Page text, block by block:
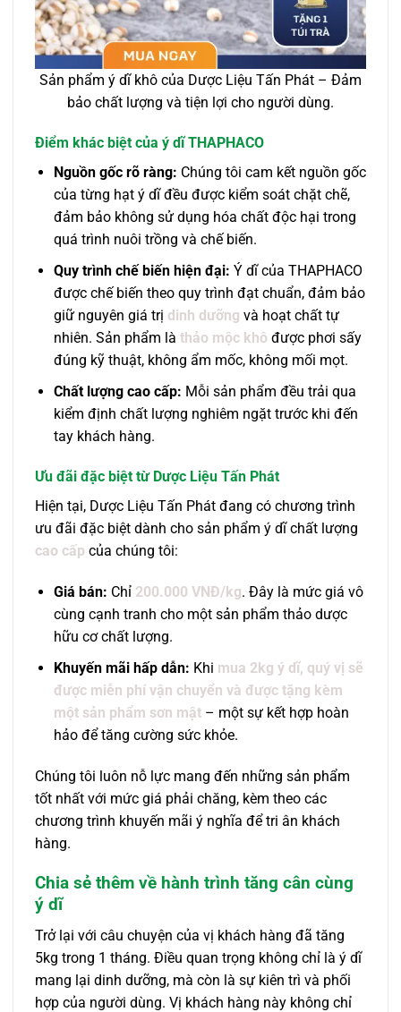
Sản phẩm ý dĩ khô của Dược Liệu Tấn Phát – Đảm
bảo chất lượng và tiện lợi cho người dùng.
Điểm khác biệt của ý dĩ THAPHACO
Nguồn gốc rõ ràng: Chúng tôi cam kết nguồn gốc
của từng hạt ý dĩ đều được kiểm soát chặt chẽ,
đảm bảo không sử dụng hóa chất độc hại trong
quá trình nuôi trồng và chế biến.
Quy trình chế biến hiện đại: Ý dĩ của THAPHACO
được chế biến theo quy trình đạt chuẩn, đảm bảo
giữ nguyên giá trị dinh dưỡng và hoạt chất tự
nhiên. Sản phẩm là thảo mộc khô được phơi sấy
đúng kỹ thuật, không ẩm mốc, không mối mọt.
Chất lượng cao cấp: Mỗi sản phẩm đều trải qua
kiểm định chất lượng nghiêm ngặt trước khi đến
tay khách hàng.
Ưu đãi đặc biệt từ Dược Liệu Tấn Phát
Hiện tại, Dược Liệu Tấn Phát đang có chương trình
ưu đãi đặc biệt dành cho sản phẩm ý dĩ chất lượng
cao cấp của chúng tôi:
Giá bán: Chỉ 200.000 VNĐ/kg. Đây là mức giá vô
cùng cạnh tranh cho một sản phẩm thảo dược
hữu cơ chất lượng.
Khuyến mãi hấp dẫn: Khi mua 2kg ý dĩ, quý vị sẽ
được miễn phí vận chuyển và được tặng kèm
một sản phẩm sơn mật– một sự kết hợp hoàn
hảo để tăng cường sức khỏe.
Chúng tôi luôn nỗ lực mang đến những sản phẩm
tốt nhất với mức giá phải chăng, kèm theo các
chương trình khuyến mãi ý nghĩa để tri ân khách
hàng.
Chia sẻ thêm về hành trình tăng cân cùng
ý dĩ
Trở lại với câu chuyện của vị khách hàng đã tăng
5kg trong 1 tháng. Điều quan trọng không chỉ là ý dĩ
mang lại dinh dưỡng, mà còn là sự kiên trì và phối
hợp của người dùng. Vị khách hàng này không chỉ